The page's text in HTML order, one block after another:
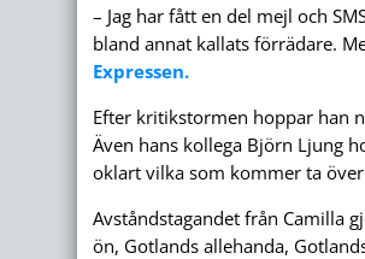
– Jag har fått en del mejl och
bland annat kallats förrädare.
Expressen.
Efter kritikstormen hoppar han
Även hans kollega Björn Ljung
oklart vilka som kommer ta
Avståndstagandet från Camilla
ön, Gotlands allehanda,